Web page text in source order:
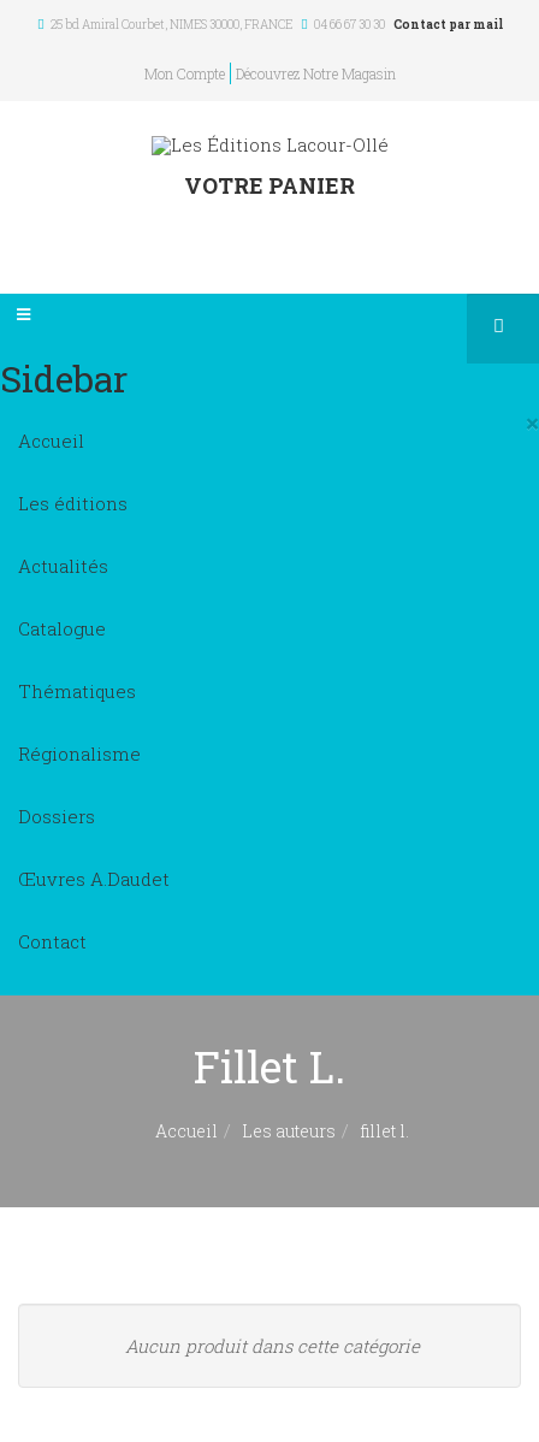
25 bd Amiral Courbet, NIMES 30000,FRANCE 04 66 67 30 30 Contact par mail
Mon Compte Découvrez Notre Magasin
VOTRE PANIER
Sidebar
×
Accueil
Les éditions
Actualités
Catalogue
Thématiques
Régionalisme
Dossiers
Œuvres A.Daudet
Contact
Fillet L.
Accueil Les auteurs fillet l.
Aucun produit dans cette catégorie